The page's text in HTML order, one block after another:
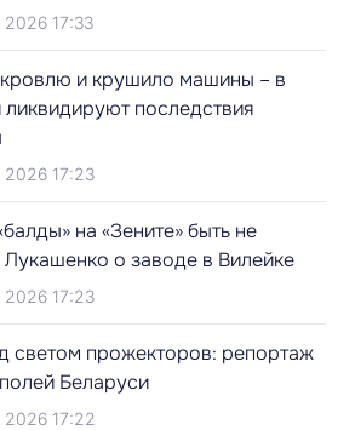
2026 17:33
и крушило машины – в
последствия
2026 17:23
на «Зените» быть не
о заводе в Вилейке
2026 17:23
светом прожекторов: репортаж
Беларуси
2026 17:22